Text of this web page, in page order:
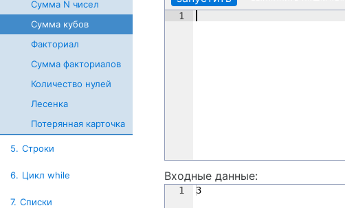
Сумма N чисел
Сумма кубов
Факториал
Сумма факториалов
Количество нулей
Лесенка
Потерянная карточка
5. Строки
6. Цикл while
7. Списки
1
Входные данные:
1 3